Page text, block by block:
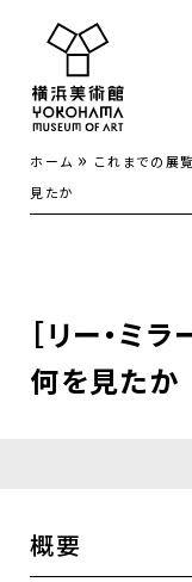
ホーム » これまでの展
見たか
［リー・ミ
何を見たか
概要